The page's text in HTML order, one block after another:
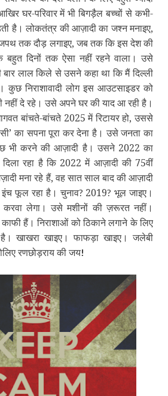
घर-परिवार में भी बिगड़ैल बच्‍चों से कभी-
है। लोकतंत्र की आज़ादी का जश्न मनाइए,
तक दौड़ लगाइए, जब तक कि इस देश की
बहुत दिनों तक ऐसा नहीं रहने वाला। उसे
बार लाल किले से उसने कहा था कि मैं दिल्‍ली
कुछ निराशावादी लोग इस आउटसाइडर को
नहीं दे रहे। उसे अपने घर की याद आ रही है।
बांचते-बांचते 2025 में रिटायर हो, उससे
का सपना पूरा कर देना है। उसे जनता का
भी करने की आज़ादी है। उसने 2022 का
रहा है कि 2022 में आज़ादी की 75वीं
मना रहे हैं, वह सात साल बाद की आज़ादी
फूल रहा है। चुनाव? 2019? भूल जाइए।
लेगा। उसे मशीनों की ज़रूरत नहीं।
हैं। निराशाओं को ठिकाने लगाने के लिए
खाखरा खाइए। फाफड़ा खाइए। जलेबी
रणछोड़राय की जय!